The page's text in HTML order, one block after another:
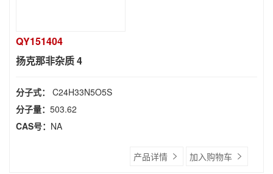
QY151404
扬克那非杂质 4
分子式： C24H33N5O5S
分子量： 503.62
CAS号： NA
产品详情 加入购物车